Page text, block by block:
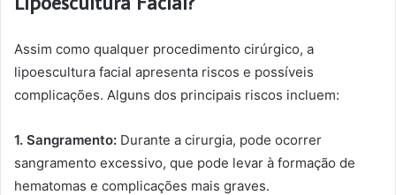
Assim como qualquer procedimento cirúrgico, a
lipoescultura facial apresenta riscos e possíveis
complicações. Alguns dos principais riscos incluem:
1. Sangramento: Durante a cirurgia, pode ocorrer
sangramento excessivo, que pode levar à formação de
hematomas e complicações mais graves.